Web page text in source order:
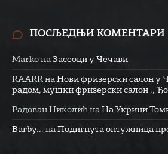
ПОСЉЕДЊИ КОМЕНТАРИ
Marko на Засеоци у Чечави
RAARR на Нови фризерски салон у
радом, мушки фризерски салон ,,
Радован Николић на На Укрини
Barby... на Подигнута оптужница